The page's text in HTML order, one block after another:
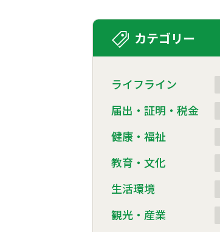
カテゴリー
ライフライン
届出・証明・税金
健康・福祉
教育・文化
生活環境
観光・産業